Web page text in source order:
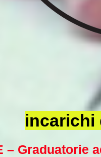
incarichi
– Graduatorie